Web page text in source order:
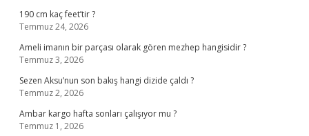
190 cm kaç feet’tir ?
Temmuz 24, 2026
Ameli imanın bir parçası olarak gören mezhep hangisidir ?
Temmuz 3, 2026
Sezen Aksu’nun son bakış hangi dizide çaldı ?
Temmuz 2, 2026
Ambar kargo hafta sonları çalışıyor mu ?
Temmuz 1, 2026